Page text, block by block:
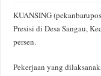
KUANSING
Presisi di Desa Sangau,
persen.
Pekerjaan yang